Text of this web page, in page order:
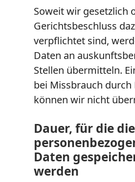
Soweit wir gesetzlich
Gerichtsbeschluss
verpflichtet sind,
Daten an
Stellen übermitteln.
bei Missbrauch
können wir nicht
Dauer, für die die
Daten
werden